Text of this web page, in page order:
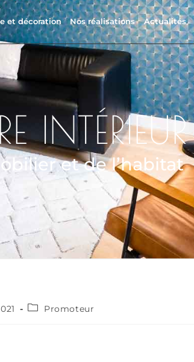
et décoration Nos réalisations Actualités
INTÉRIEUR
et de l’habitat
Promoteur